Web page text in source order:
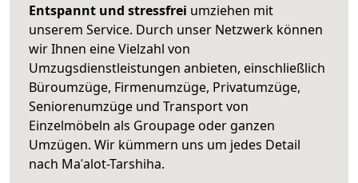
Entspannt und stressfrei umziehen mit
unserem Service. Durch unser Netzwerk können
wir Ihnen eine Vielzahl von
Umzugsdienstleistungen anbieten, einschließlich
Büroumzüge, Firmenumzüge, Privatumzüge,
Seniorenumzüge und Transport von
Einzelmöbeln als Groupage oder ganzen
Umzügen. Wir kümmern uns um jedes Detail
nach Maʿalot-Tarshiha.